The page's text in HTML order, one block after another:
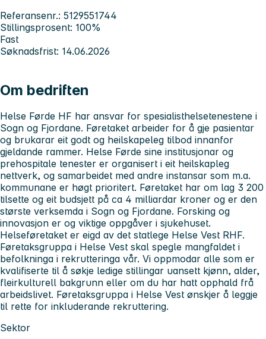
Referansenr.: 5129551744
Stillingsprosent: 100%
Fast
Søknadsfrist: 14.06.2026
Om bedriften
Helse Førde HF har ansvar for spesialisthelsetenestene i
Sogn og Fjordane. Føretaket arbeider for å gje pasientar
og brukarar eit godt og heilskapeleg tilbod innanfor
gjeldande rammer. Helse Førde sine institusjonar og
prehospitale tenester er organisert i eit heilskapleg
nettverk, og samarbeidet med andre instansar som m.a.
kommunane er høgt prioritert. Føretaket har om lag 3 200
tilsette og eit budsjett på ca 4 milliardar kroner og er den
største verksemda i Sogn og Fjordane. Forsking og
innovasjon er og viktige oppgåver i sjukehuset.
Helseføretaket er eigd av det statlege Helse Vest RHF.
Føretaksgruppa i Helse Vest skal spegle mangfaldet i
befolkninga i rekrutteringa vår. Vi oppmodar alle som er
kvalifiserte til å søkje ledige stillingar uansett kjønn, alder,
fleirkulturell bakgrunn eller om du har hatt opphald frå
arbeidslivet. Føretaksgruppa i Helse Vest ønskjer å leggje
til rette for inkluderande rekruttering.
Sektor